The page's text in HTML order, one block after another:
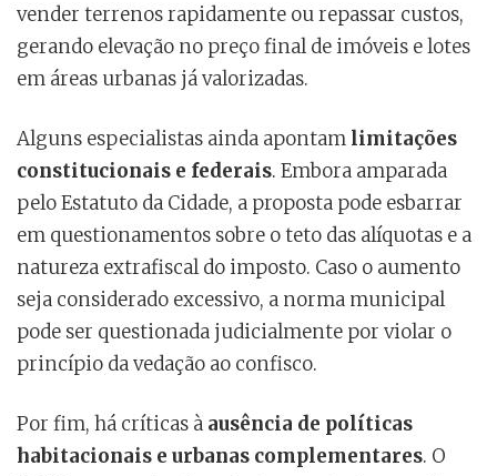
vender terrenos rapidamente ou repassar custos,
gerando elevação no preço final de imóveis e lotes
em áreas urbanas já valorizadas.
Alguns especialistas ainda apontam limitações
constitucionais e federais. Embora amparada
pelo Estatuto da Cidade, a proposta pode esbarrar
em questionamentos sobre o teto das alíquotas e a
natureza extrafiscal do imposto. Caso o aumento
seja considerado excessivo, a norma municipal
pode ser questionada judicialmente por violar o
princípio da vedação ao confisco.
Por fim, há críticas à ausência de políticas
habitacionais e urbanas complementares. O